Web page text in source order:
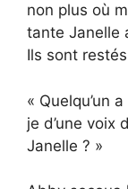
non plus où
tante Janelle
Ils sont
« Quelqu’un
je d’une voix
Janelle ? »